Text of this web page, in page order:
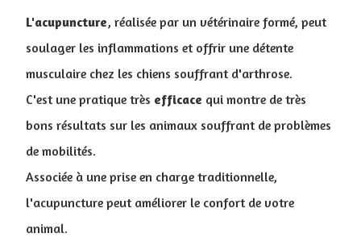
L'acupuncture, réalisée par un vétérinaire formé, peut
soulager les inflammations et offrir une détente
musculaire chez les chiens souffrant d'arthrose.
C'est une pratique très efficace qui montre de très
bons résultats sur les animaux souffrant de problèmes
de mobilités.
Associée à une prise en charge traditionnelle,
l'acupuncture peut améliorer le confort de votre
animal.